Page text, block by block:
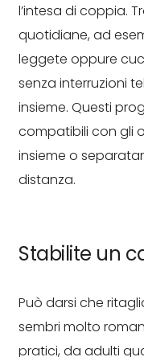
l’intesa di coppia.
quotidiane, ad
leggete oppure
senza interruzioni
insieme. Questi
compatibili con gli
insieme o
distanza.
Stabilite un
Può darsi che
sembri molto
pratici, da adulti